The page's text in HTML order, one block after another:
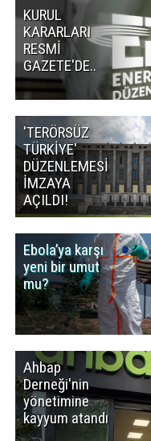
KURUL
KARARLARI
RESMİ
GAZETE'DE..
'TERÖRSÜZ
TÜRKİYE'
DÜZENLEMESİ
İMZAYA
AÇILDI!
Ebola’ya karşı
yeni bir umut
mu?
Ahbap
Derneği'nin
yönetimine
kayyum atandı